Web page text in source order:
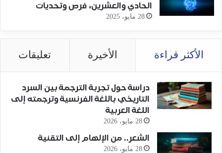
الحادي والعشرين، فرص وتحديات
28 مايو، 2025
الأكثر قراءة الأخيرة تعليقات
دراسة حول تجربة الترجمة بين السرد
التاريخي باللغة الفرنسية وترجمته إلى
اللغة العربية
28 مايو، 2026
الشعر.. من الإلهام إلى التقنية
28 مايو، 2026